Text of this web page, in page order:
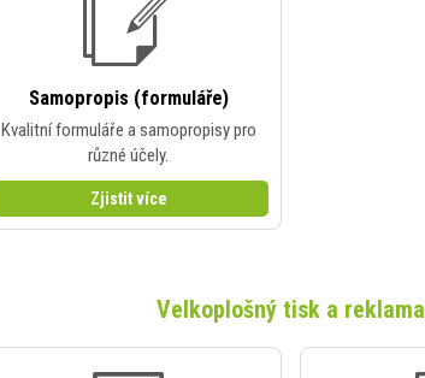
Samopropis (formuláře)
Kvalitní formuláře a samopropisy pro
různé účely.
Zjistit více
Velkoplošný tisk a reklama